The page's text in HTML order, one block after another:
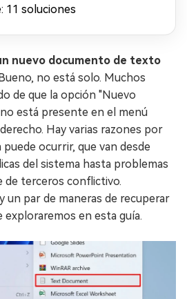
11 soluciones
nuevo documento de texto
no está solo. Muchos
de que la opción "Nuevo
está presente en el menú
Hay varias razones por
ocurrir, que van desde
del sistema hasta problemas
terceros conflictivo.
un par de maneras de recuperar
exploraremos en esta guía.